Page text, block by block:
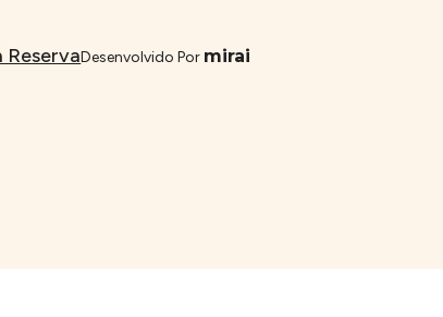
ReservaDesenvolvido Por mirai